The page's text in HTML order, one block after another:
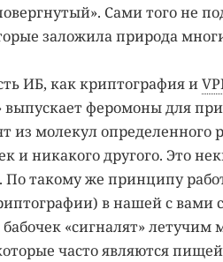
Сами того не
заложила природа
ИБ, как криптография и
выпускает феромоны для
из молекул определенного
и никакого другого. Это
По такому же принципу
в нашей с вами
«сигналят»
часто являются